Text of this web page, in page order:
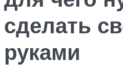
сделать
руками